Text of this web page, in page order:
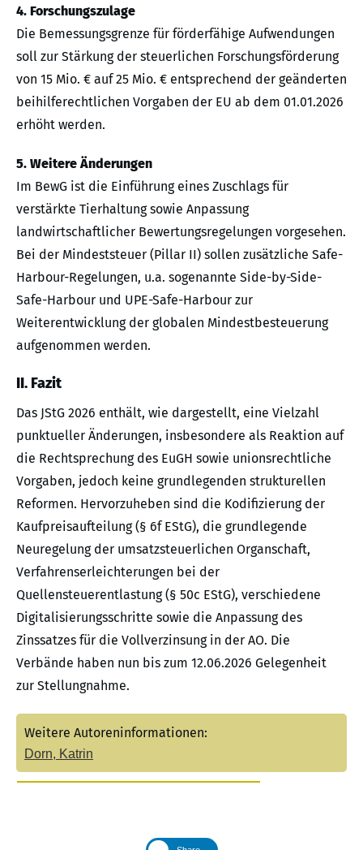
4. Forschungszulage
Die Bemessungsgrenze für förderfähige Aufwendungen
soll zur Stärkung der steuerlichen Forschungsförderung
von 15 Mio. € auf 25 Mio. € entsprechend der geänderten
beihilferechtlichen Vorgaben der EU ab dem 01.01.2026
erhöht werden.
5. Weitere Änderungen
Im BewG ist die Einführung eines Zuschlags für
verstärkte Tierhaltung sowie Anpassung
landwirtschaftlicher Bewertungsregelungen vorgesehen.
Bei der Mindeststeuer (Pillar II) sollen zusätzliche Safe-
Harbour-Regelungen, u.a. sogenannte Side-by-Side-
Safe-Harbour und UPE-Safe-Harbour zur
Weiterentwicklung der globalen Mindestbesteuerung
aufgenommen werden.
II. Fazit
Das JStG 2026 enthält, wie dargestellt, eine Vielzahl
punktueller Änderungen, insbesondere als Reaktion auf
die Rechtsprechung des EuGH sowie unionsrechtliche
Vorgaben, jedoch keine grundlegenden strukturellen
Reformen. Hervorzuheben sind die Kodifizierung der
Kaufpreisaufteilung (§ 6f EStG), die grundlegende
Neuregelung der umsatzsteuerlichen Organschaft,
Verfahrenserleichterungen bei der
Quellensteuerentlastung (§ 50c EStG), verschiedene
Digitalisierungsschritte sowie die Anpassung des
Zinssatzes für die Vollverzinsung in der AO. Die
Verbände haben nun bis zum 12.06.2026 Gelegenheit
zur Stellungnahme.
Weitere Autoreninformationen:
Dorn, Katrin